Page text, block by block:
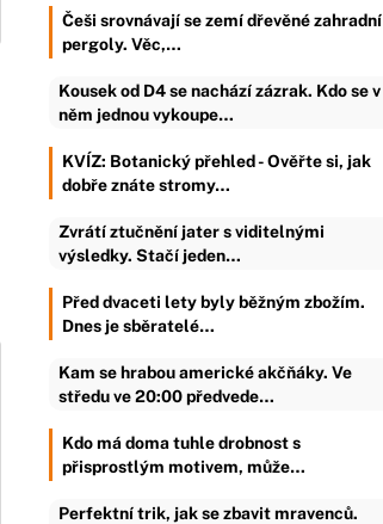
Češi srovnávají se zemí dřevěné zahradní
pergoly. Věc,…
Kousek od D4 se nachází zázrak. Kdo se v
něm jednou vykoupe…
KVÍZ: Botanický přehled - Ověřte si, jak
dobře znáte stromy…
Zvrátí ztučnění jater s viditelnými
výsledky. Stačí jeden…
Před dvaceti lety byly běžným zbožím.
Dnes je sběratelé…
Kam se hrabou americké akčňáky. Ve
středu ve 20:00 předvede…
Kdo má doma tuhle drobnost s
přisprostlým motivem, může…
Perfektní trik, jak se zbavit mravenců.